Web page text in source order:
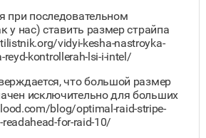
при последовательном
у нас) ставить размер страйпа
vidyi-kesha-nastroyka-
kontrollerah-lsi-i-intel/
что большой размер
исключительно для больших
blog/optimal-raid-stripe-
for-raid-10/